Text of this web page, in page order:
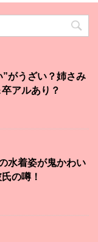
がうざい？姉さみ
アルあり？
水着姿が鬼かわい
の噂！